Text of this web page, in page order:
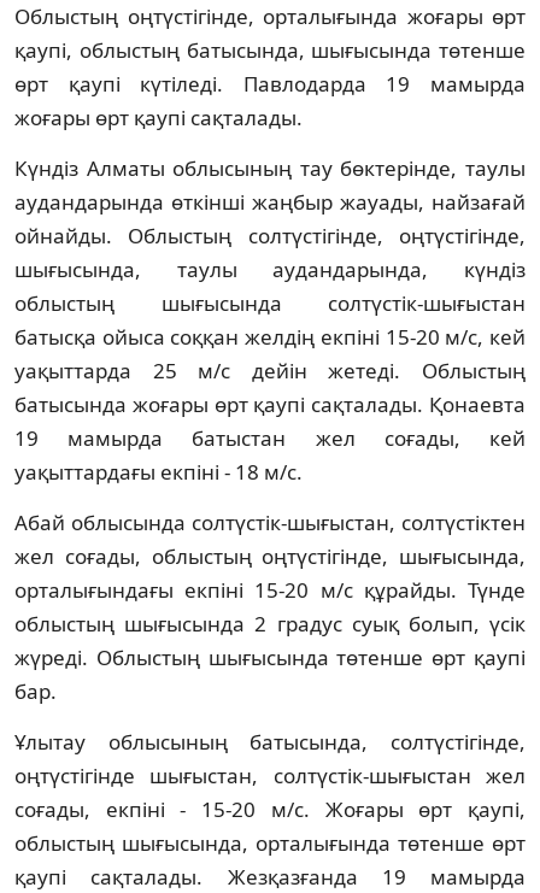
Облыстың оңтүстігінде, орталығында жоғары өрт
қаупі, облыстың батысында, шығысында төтенше
өрт қаупі күтіледі. Павлодарда 19 мамырда
жоғары өрт қаупі сақталады.
Күндіз Алматы облысының тау бөктерінде, таулы
аудандарында өткінші жаңбыр жауады, найзағай
ойнайды. Облыстың солтүстігінде, оңтүстігінде,
шығысында, таулы аудандарында, күндіз
облыстың шығысында солтүстік-шығыстан
батысқа ойыса соққан желдің екпіні 15-20 м/с, кей
уақыттарда 25 м/с дейін жетеді. Облыстың
батысында жоғары өрт қаупі сақталады. Қонаевта
19 мамырда батыстан жел соғады, кей
уақыттардағы екпіні - 18 м/с.
Абай облысында солтүстік-шығыстан, солтүстіктен
жел соғады, облыстың оңтүстігінде, шығысында,
орталығындағы екпіні 15-20 м/с құрайды. Түнде
облыстың шығысында 2 градус суық болып, үсік
жүреді. Облыстың шығысында төтенше өрт қаупі
бар.
Ұлытау облысының батысында, солтүстігінде,
оңтүстігінде шығыстан, солтүстік-шығыстан жел
соғады, екпіні - 15-20 м/с. Жоғары өрт қаупі,
облыстың шығысында, орталығында төтенше өрт
қаупі сақталады. Жезқазғанда 19 мамырда